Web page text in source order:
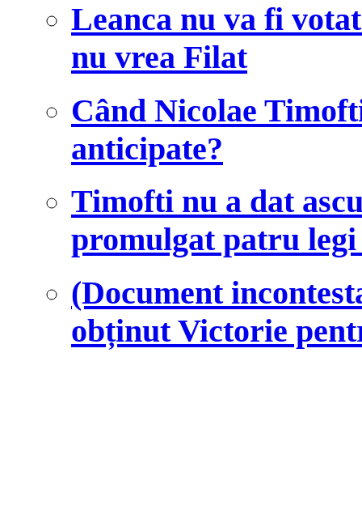
Leanca nu va fi
nu vrea Filat
Când Nicolae
anticipate?
Timofti nu a dat
promulgat patru
(Document
obținut Victorie